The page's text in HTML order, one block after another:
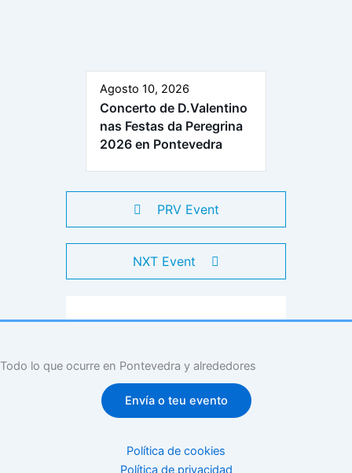
Agosto 10, 2026
Concerto de D.Valentino
nas Festas da Peregrina
2026 en Pontevedra
PRV Event
NXT Event
Todo lo que ocurre en Pontevedra y alrededores
Envía o teu evento
Política de cookies
Política de privacidad